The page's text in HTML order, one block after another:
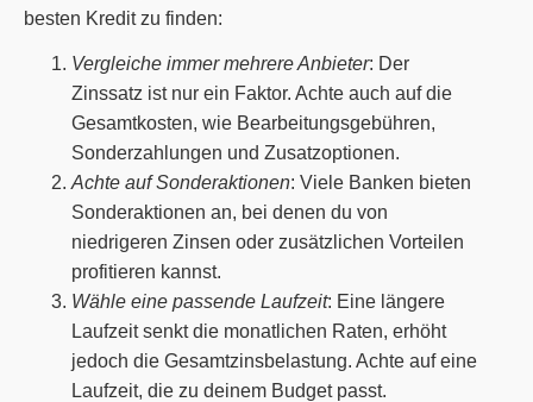
besten Kredit zu finden:
Vergleiche immer mehrere Anbieter: Der
Zinssatz ist nur ein Faktor. Achte auch auf die
Gesamtkosten, wie Bearbeitungsgebühren,
Sonderzahlungen und Zusatzoptionen.
Achte auf Sonderaktionen: Viele Banken bieten
Sonderaktionen an, bei denen du von
niedrigeren Zinsen oder zusätzlichen Vorteilen
profitieren kannst.
Wähle eine passende Laufzeit: Eine längere
Laufzeit senkt die monatlichen Raten, erhöht
jedoch die Gesamtzinsbelastung. Achte auf eine
Laufzeit, die zu deinem Budget passt.